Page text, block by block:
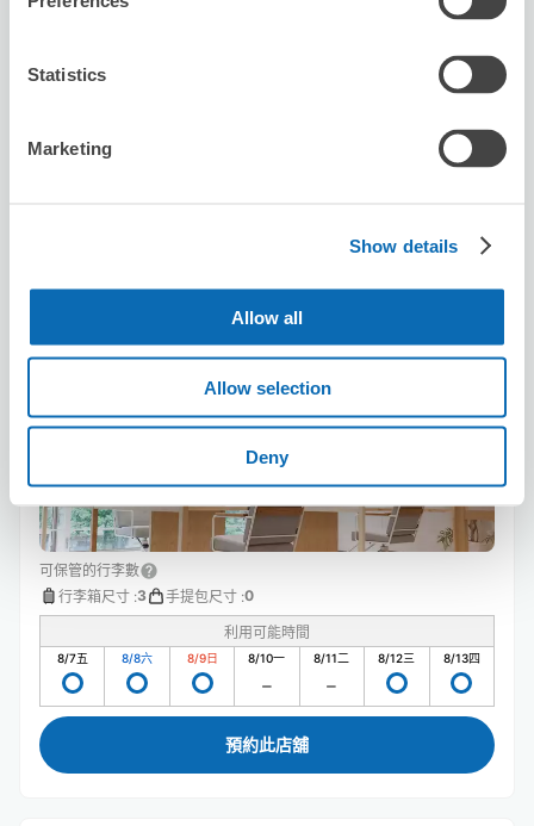
Statistics
Marketing
Show details
Allow all
Allow selection
Deny
Spin Hair Karasuma
本日營業時間: 10:30〜20:30
可保管的行李數
行李箱尺寸 :3 手提包尺寸 :0
利用可能時間
8/7五 8/8六 8/9日 8/10一 8/11二 8/12三 8/13四
預約此店舖